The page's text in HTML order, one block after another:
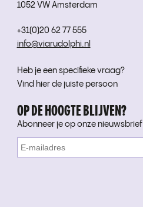
1052 VW Amsterdam
+31(0)20 62 77 555
info@viarudolphi.nl
Heb je een specifieke vraag?
Vind hier de juiste persoon
OP DE HOOGTE BLIJVEN?
Abonneer je op onze nieuwsbrief